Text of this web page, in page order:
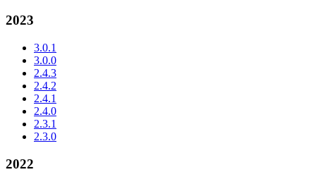
2023
3.0.1
3.0.0
2.4.3
2.4.2
2.4.1
2.4.0
2.3.1
2.3.0
2022